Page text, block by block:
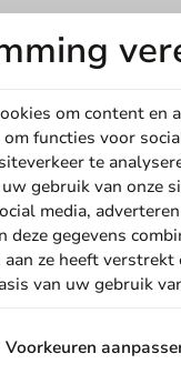
uit
om content en
functies voor
te
gebruik van onze
media,
deze gegevens
ze heeft verstrekt
van uw gebruik
Voorkeuren
korting
je aan voor
nieuwsbrief!
Aanmelden